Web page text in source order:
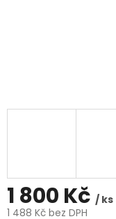
1 800 Kč / ks
1 488 Kč bez DPH